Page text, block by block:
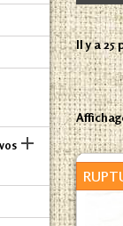

Il y a 25